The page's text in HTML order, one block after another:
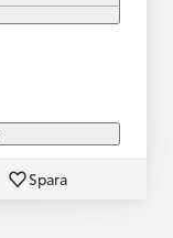
Spara